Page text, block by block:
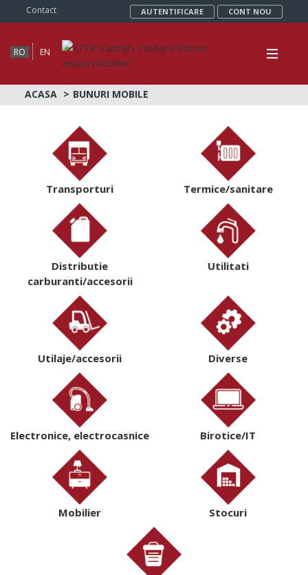
Contact AUTENTIFICARE CONT NOU
RO EN
ACASA BUNURI MOBILE
Transporturi Termice/sanitare
Distributie
carburanti/accesorii
Utilitati
Utilaje/accesorii Diverse
Electronice, electrocasnice Birotice/IT
Mobilier Stocuri